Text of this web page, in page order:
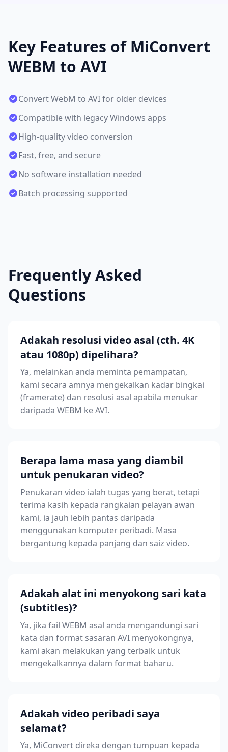
Key Features of MiConvert
WEBM to AVI
Convert WebM to AVI for older devices
Compatible with legacy Windows apps
High-quality video conversion
Fast, free, and secure
No software installation needed
Batch processing supported
Frequently Asked
Questions
Adakah resolusi video asal (cth. 4K
atau 1080p) dipelihara?
Ya, melainkan anda meminta pemampatan,
kami secara amnya mengekalkan kadar bingkai
(framerate) dan resolusi asal apabila menukar
daripada WEBM ke AVI.
Berapa lama masa yang diambil
untuk penukaran video?
Penukaran video ialah tugas yang berat, tetapi
terima kasih kepada rangkaian pelayan awan
kami, ia jauh lebih pantas daripada
menggunakan komputer peribadi. Masa
bergantung kepada panjang dan saiz video.
Adakah alat ini menyokong sari kata
(subtitles)?
Ya, jika fail WEBM asal anda mengandungi sari
kata dan format sasaran AVI menyokongnya,
kami akan melakukan yang terbaik untuk
mengekalkannya dalam format baharu.
Adakah video peribadi saya
selamat?
Ya, MiConvert direka dengan tumpuan kepada